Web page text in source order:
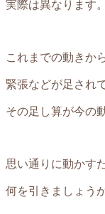
実際は異なります。
これまでの動きか
緊張などが足され
その足し算が今の
思い通りに動かす
何を引きましょう